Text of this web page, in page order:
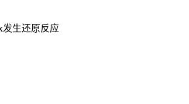
生还原反应